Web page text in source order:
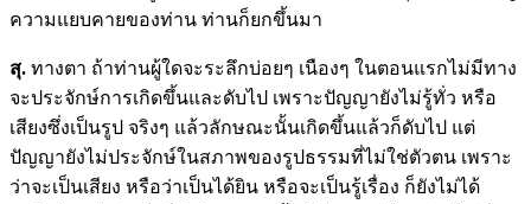
ความแยบคายของท่าน ท่านก็ยกขึ้นมา
สุ. ทางตา ถ้าท่านผู้ใดจะระลึกบ่อยๆ เนืองๆ ในตอนแรกไม่มีทาง
จะประจักษ์การเกิดขึ้นและดับไป เพราะปัญญายังไม่รู้ทั่ว หรือ
เสียงซึ่งเป็นรูป จริงๆ แล้วลักษณะนั้นเกิดขึ้นแล้วก็ดับไป แต่
ปัญญายังไม่ประจักษ์ในสภาพของรูปธรรมที่ไม่ใช่ตัวตน เพราะ
ว่าจะเป็นเสียง หรือว่าเป็นได้ยิน หรือจะเป็นรู้เรื่อง ก็ยังไม่ได้